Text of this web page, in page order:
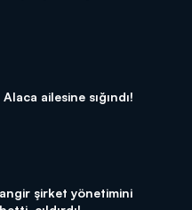
Alaca ailesine sığındı!
şirket yönetimini